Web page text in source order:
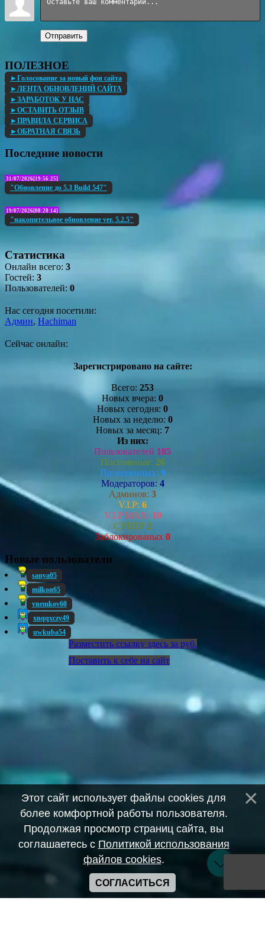
Отправить
ПОЛЕЗНОЕ
►Голосование за новый фон сайта
►ЛЕНТА ОБНОВЛЕНИЙ САЙТА
►ЗАРАБОТОК У НАС
►ОСТАВИТЬ ОТЗЫВ
►ПРАВИЛА СЕРВИСА
►ОБРАТНАЯ СВЯЗЬ
Последние новости
31/07/2026[19:56:25]
"Обновление до 5.3 Build 547"
19/07/2026[08:28:14]
"накопительное обновление ver. 5.2.5"
Статистика
Онлайн всего: 3
Гостей: 3
Пользователей: 0
Нас сегодня посетили:
Админ, Hachiman
Сейчас онлайн:
Зарегистрировано на сайте:
Всего: 253
Новых вчера: 0
Новых сегодня: 0
Новых за неделю: 0
Новых за месяц: 7
Из них:
Пользователей 185
Постоянные: 26
Проверенных: 9
Модераторов: 4
Админов: 3
V.I.P: 6
V.I.P MAX: 10
СУПЕР 2
Заблокированых 0
Новые пользователи
sanya05
milkon65
vnemkov60
xnqqxczy49
uwkuba54
Разместить ссылку здесь за руб.
Поставить к себе на сайт
Этот сайт использует файлы cookies для
более комфортной работы пользователя.
Продолжая просмотр страниц сайта, вы
соглашаетесь с Политикой использования
файлов cookies.
СОГЛАСИТЬСЯ